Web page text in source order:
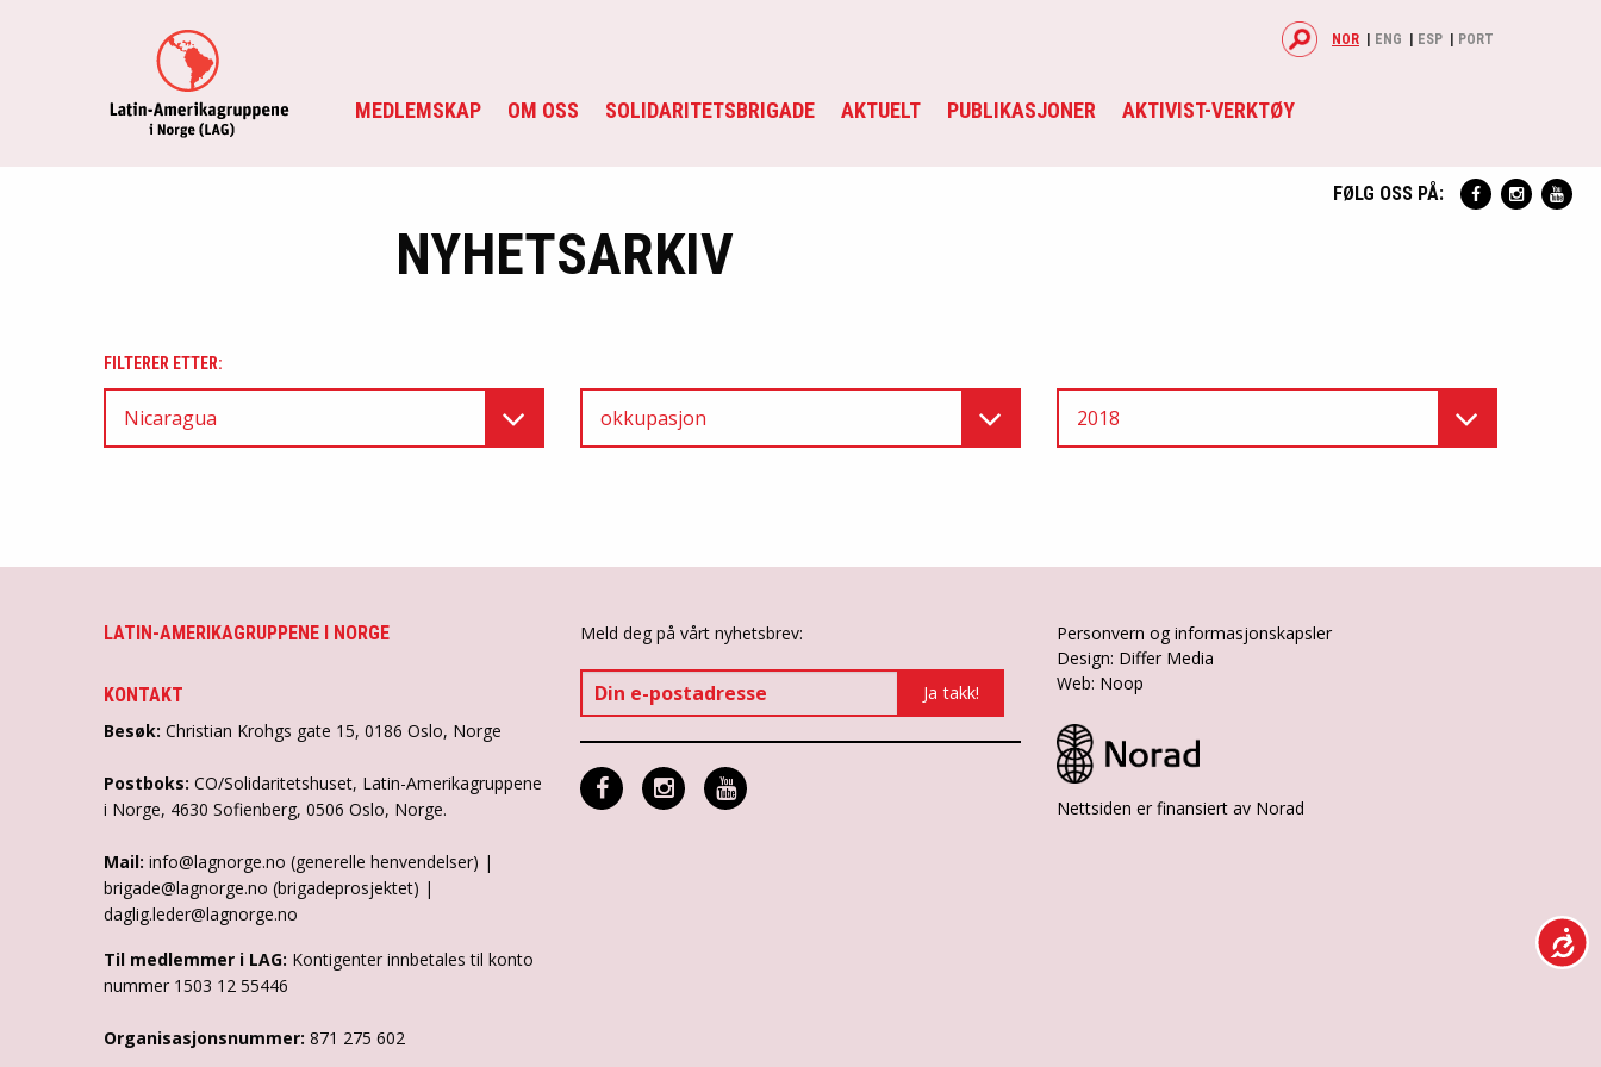
MEDLEMSKAP OM OSS SOLIDARITETSBRIGADE AKTUELT PUBLIKASJONER AKTIVIST-VERKTØY
NOR ENG ESP PORT
FØLG OSS PÅ:
NYHETSARKIV
FILTERER ETTER:
Nicaragua okkupasjon 2018
LATIN-AMERIKAGRUPPENE I NORGE
KONTAKT
Besøk: Christian Krohgs gate 15, 0186 Oslo, Norge
Postboks: CO/Solidaritetshuset, Latin-Amerikagruppene
i Norge, 4630 Sofienberg, 0506 Oslo, Norge.
Mail: info@lagnorge.no (generelle henvendelser) |
brigade@lagnorge.no (brigadeprosjektet) |
daglig.leder@lagnorge.no
Til medlemmer i LAG: Kontigenter innbetales til konto
nummer 1503 12 55446
Organisasjonsnummer: 871 275 602
Meld deg på vårt nyhetsbrev:
Personvern og informasjonskapsler
Design: Differ Media
Web: Noop
Nettsiden er finansiert av Norad